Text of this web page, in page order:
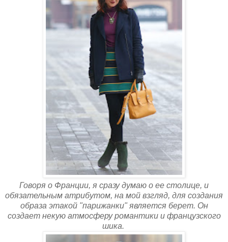
Говоря о Франции, я сразу думаю о ее столице, и
обязательным атрибутом, на мой взгляд, для создания
образа этакой "парижанки" является берет. Он
создает некую атмосферу романтики и французского
шика.